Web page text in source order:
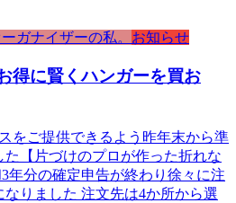
ガナイザーの私。 お知らせ
得に賢くハンガーを買お
をご提供できるよう昨年末から準
【片づけのプロが作った折れな
年分の確定申告が終わり徐々に注
りました 注文先は4か所から選